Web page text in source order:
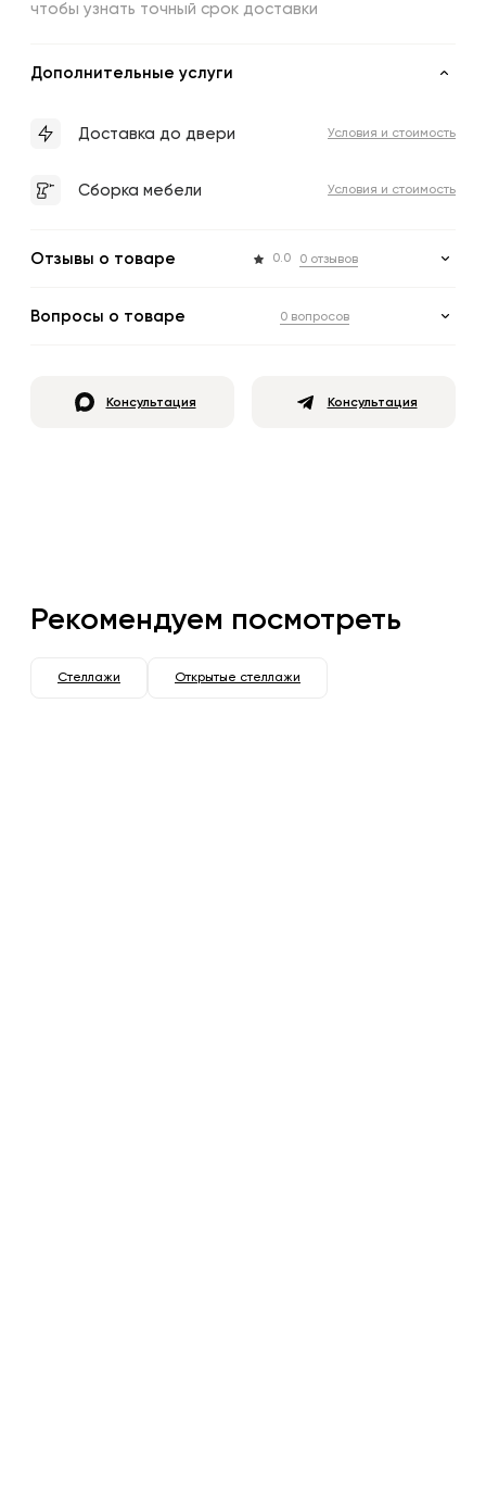
чтобы узнать точный срок доставки
Дополнительные услуги
Доставка до двери Условия и стоимость
Сборка мебели Условия и стоимость
Отзывы о товаре 0.0 0 отзывов
Вопросы о товаре 0 вопросов
Консультация Консультация
Рекомендуем посмотреть
Стеллажи Открытые стеллажи